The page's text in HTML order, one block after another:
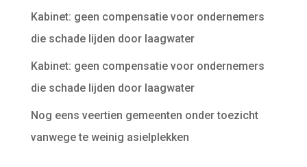
Kabinet: geen compensatie voor ondernemers
die schade lijden door laagwater
Kabinet: geen compensatie voor ondernemers
die schade lijden door laagwater
Nog eens veertien gemeenten onder toezicht
vanwege te weinig asielplekken